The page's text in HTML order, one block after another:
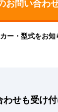
ー・型式をお知
わせも受け